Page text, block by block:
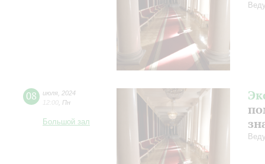
08 июля 2024
12:00 Пн
Большой зал